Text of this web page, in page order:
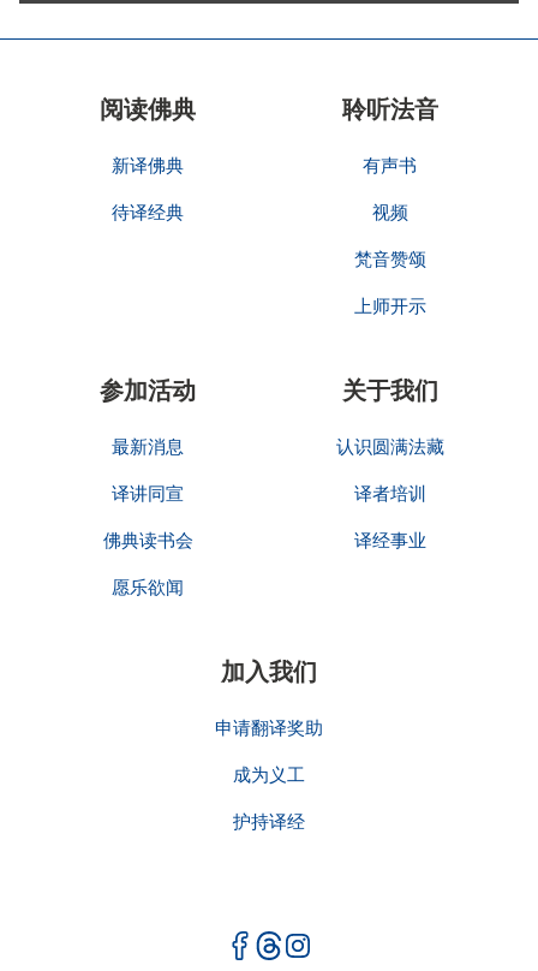
阅读佛典
新译佛典
待译经典
聆听法音
有声书
视频
梵音赞颂
上师开示
参加活动
最新消息
译讲同宣
佛典读书会
愿乐欲闻
关于我们
认识圆满法藏
译者培训
译经事业
加入我们
申请翻译奖助
成为义工
护持译经